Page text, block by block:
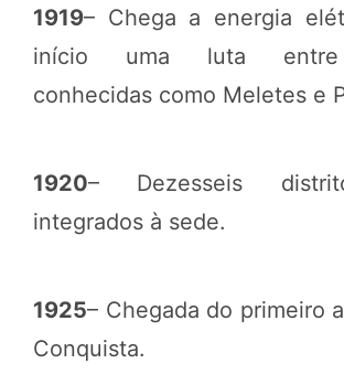
1919– Chega a energia
início uma luta entre
conhecidas como Meletes e
1920– Dezesseis
integrados à sede.
1925– Chegada do primeiro
Conquista.